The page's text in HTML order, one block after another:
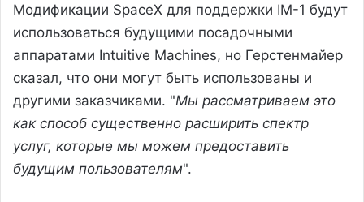
Модификации SpaceX для поддержки IM-1 будут
использоваться будущими посадочными
аппаратами Intuitive Machines, но Герстенмайер
сказал, что они могут быть использованы и
другими заказчиками. "Мы рассматриваем это
как способ существенно расширить спектр
услуг, которые мы можем предоставить
будущим пользователям".